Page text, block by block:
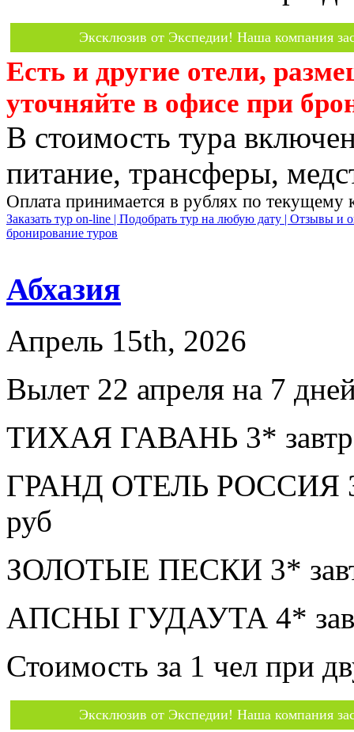
Эксклюзив от Экспедии! Наша компания
Есть и другие отели,
уточняйте в офисе при
В стоимость тура
питание, трансферы,
Оплата принимается в рублях по текущему
Заказать тур on-line | Подобрать тур на любую дату | Отзывы и
бронирование туров
Абхазия
Апрель 15th, 2026
Вылет 22 апреля на 7
ТИХАЯ ГАВАНЬ 3*
ГРАНД ОТЕЛЬ РОССИЯ 3*
руб
ЗОЛОТЫЕ ПЕСКИ 3*
АПСНЫ ГУДАУТА 4*
Стоимость за 1 чел при
Эксклюзив от Экспедии! Наша компания